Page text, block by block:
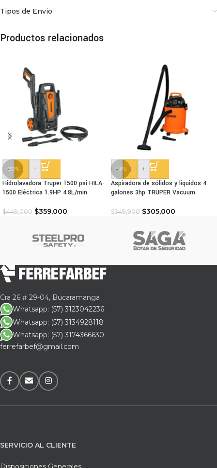
Tipos de Envio
Productos relacionados
-20%
-
+
Hidrolavadora Truper 1500 psi HILA-
1500 Eléctrica 1.9HP 4.8L/min
$449,000 $359,000
-13%
-
+
Aspiradora de sólidos y líquidos 4
galones 3hp TRUPER Vacuum
$349,900 $305,000
Cra 26 # 29-04, Bucaramanga
Whatsapp: (57) 3123042236
Whatsapp: (57) 3134928118
Whatsapp: (57) 3174366630
ferrefarbef@gmail.com
SERVICIO AL CLIENTE